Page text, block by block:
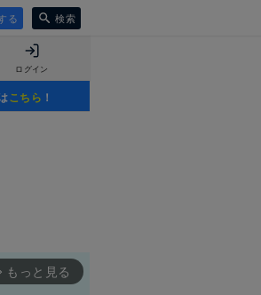
る 検索
ログイン
こちら ！
もっと見る